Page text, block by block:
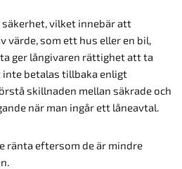
säkerhet, vilket innebär att
värde, som ett hus eller en bil,
ger långivaren rättighet att ta
betalas tillbaka enligt
skillnaden mellan säkrade och
när man ingår ett låneavtal.
ränta eftersom de är mindre